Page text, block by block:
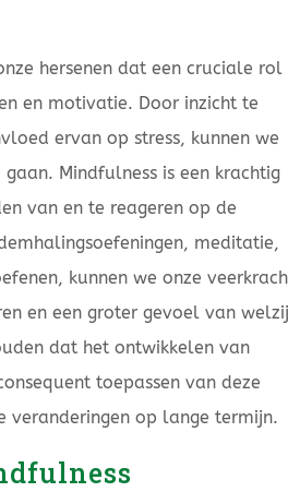
hersenen dat een cruciale rol
en motivatie. Door inzicht te
ervan op stress, kunnen we
Mindfulness is een krachtig
van en te reageren op de
meditatie,
kunnen we onze
en een groter gevoel van
dat het ontwikkelen van
toepassen van deze
veranderingen op lange termijn.